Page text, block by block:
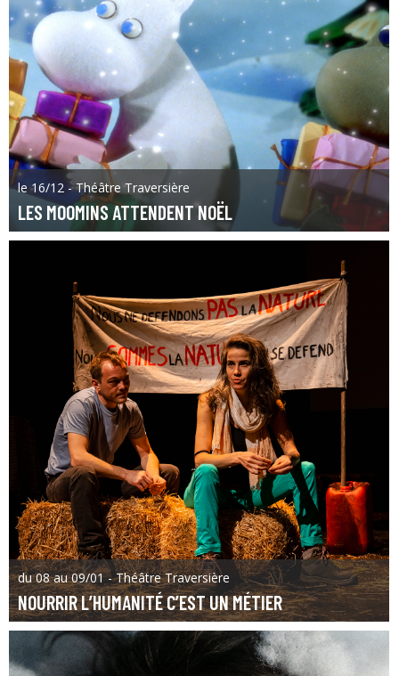
le 16/12 - Théâtre Traversière
LES MOOMINS ATTENDENT NOËL
du 08 au 09/01 - Théâtre Traversière
NOURRIR L’HUMANITÉ C’EST UN MÉTIER